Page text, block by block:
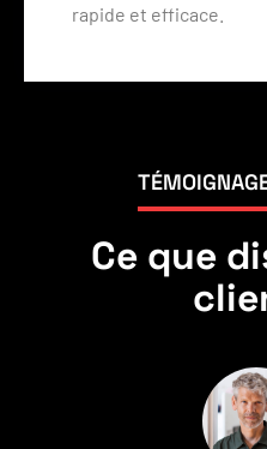
rapide et efficace.
Ce que